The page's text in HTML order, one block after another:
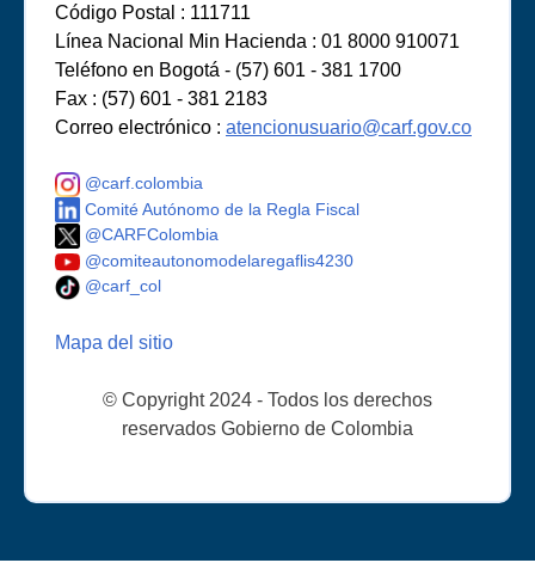
Código Postal : 111711
Línea Nacional Min Hacienda : 01 8000 910071
Teléfono en Bogotá - (57) 601 - 381 1700
Fax : (57) 601 - 381 2183
Correo electrónico : atencionusuario@carf.gov.co
@carf.colombia
Comité Autónomo de la Regla Fiscal
@CARFColombia
@comiteautonomodelaregaflis4230
@carf_col
Mapa del sitio
© Copyright 2024 - Todos los derechos
reservados Gobierno de Colombia